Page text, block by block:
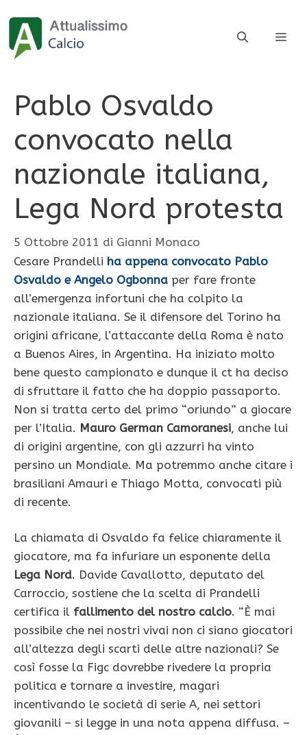
contenuto
Pablo Osvaldo
convocato nella
nazionale italiana,
Lega Nord protesta
5 Ottobre 2011 di Gianni Monaco
Cesare Prandelli ha appena convocato Pablo
Osvaldo e Angelo Ogbonna per fare fronte
all’emergenza infortuni che ha colpito la
nazionale italiana. Se il difensore del Torino ha
origini africane, l’attaccante della Roma è nato
a Buenos Aires, in Argentina. Ha iniziato molto
bene questo campionato e dunque il ct ha deciso
di sfruttare il fatto che ha doppio passaporto.
Non si tratta certo del primo “oriundo” a giocare
per l’Italia. Mauro German Camoranesi, anche lui
di origini argentine, con gli azzurri ha vinto
persino un Mondiale. Ma potremmo anche citare i
brasiliani Amauri e Thiago Motta, convocati più
di recente.
La chiamata di Osvaldo fa felice chiaramente il
giocatore, ma fa infuriare un esponente della
Lega Nord. Davide Cavallotto, deputato del
Carroccio, sostiene che la scelta di Prandelli
certifica il fallimento del nostro calcio. “È mai
possibile che nei nostri vivai non ci siano giocatori
all’altezza degli scarti delle altre nazionali? Se
così fosse la Figc dovrebbe rivedere la propria
politica e tornare a investire, magari
incentivando le società di serie A, nei settori
giovanili – si legge in una nota appena diffusa. –